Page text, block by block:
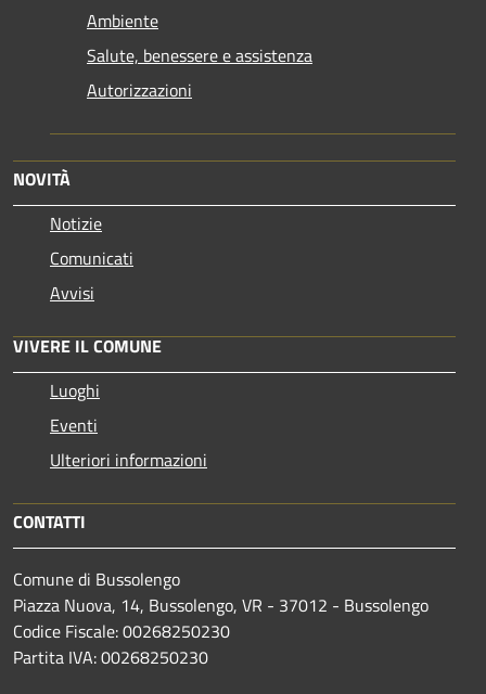
Ambiente
Salute, benessere e assistenza
Autorizzazioni
NOVITÀ
Notizie
Comunicati
Avvisi
VIVERE IL COMUNE
Luoghi
Eventi
Ulteriori informazioni
CONTATTI
Comune di Bussolengo
Piazza Nuova, 14, Bussolengo, VR - 37012 - Bussolengo
Codice Fiscale: 00268250230
Partita IVA: 00268250230